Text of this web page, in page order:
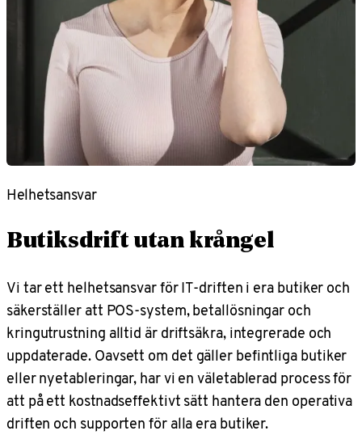
Helhetsansvar
Butiksdrift utan krångel
Vi tar ett helhetsansvar för IT-driften i era butiker och
säkerställer att POS-system, betallösningar och
kringutrustning alltid är driftsäkra, integrerade och
uppdaterade. Oavsett om det gäller befintliga butiker
eller nyetableringar, har vi en väletablerad process för
att på ett kostnadseffektivt sätt hantera den operativa
driften och supporten för alla era butiker.